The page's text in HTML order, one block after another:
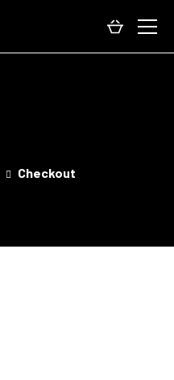
Checkout